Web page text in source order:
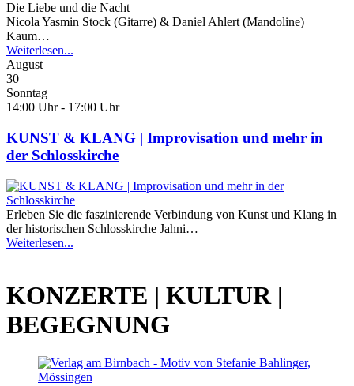
Die Liebe und die Nacht
Nicola Yasmin Stock (Gitarre) & Daniel Ahlert (Mandoline)
Kaum…
Weiterlesen...
August
30
Sonntag
14:00 Uhr - 17:00 Uhr
KUNST & KLANG | Improvisation und mehr in
der Schlosskirche
Erleben Sie die faszinierende Verbindung von Kunst und Klang in
der historischen Schlosskirche Jahni…
Weiterlesen...
KONZERTE | KULTUR |
BEGEGNUNG